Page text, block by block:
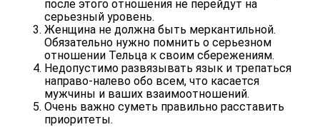
после этого отношения не перейдут на
серьезный уровень.
Женщина не должна быть меркантильной.
Обязательно нужно помнить о серьезном
отношении Тельца к своим сбережениям.
Недопустимо развязывать язык и трепаться
направо-налево обо всем, что касается
мужчины и ваших взаимоотношений.
Очень важно суметь правильно расставить
приоритеты.